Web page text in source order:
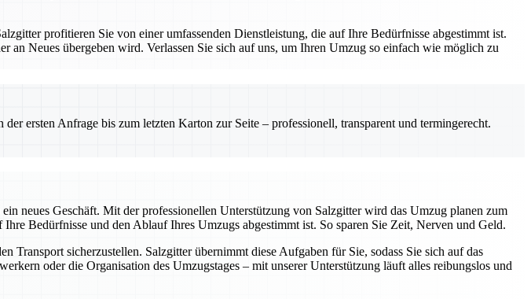
profitieren Sie von einer umfassenden Dienstleistung, die auf Ihre Bedürfnisse abgestimmt ist.
an Neues übergeben wird. Verlassen Sie sich auf uns, um Ihren Umzug so einfach wie möglich zu
ersten Anfrage bis zum letzten Karton zur Seite – professionell, transparent und termingerecht.
neues Geschäft. Mit der professionellen Unterstützung von Salzgitter wird das Umzug planen zum
Bedürfnisse und den Ablauf Ihres Umzugs abgestimmt ist. So sparen Sie Zeit, Nerven und Geld.
sicherzustellen. Salzgitter übernimmt diese Aufgaben für Sie, sodass Sie sich auf das
oder die Organisation des Umzugstages – mit unserer Unterstützung läuft alles reibungslos und